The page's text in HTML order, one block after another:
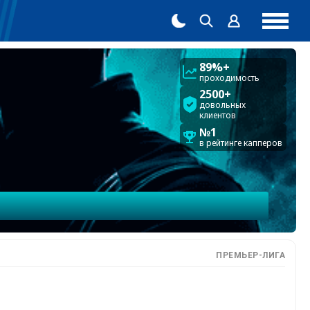
89%+
проходимость
2500+
довольных
клиентов
№1
в рейтинге капперов
ПРЕМЬЕР-ЛИГА